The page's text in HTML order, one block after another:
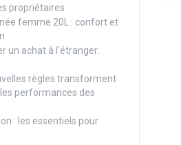
propriétaires
femme 20L : confort et
un achat à l’étranger:
règles transforment
performances des
: les essentiels pour